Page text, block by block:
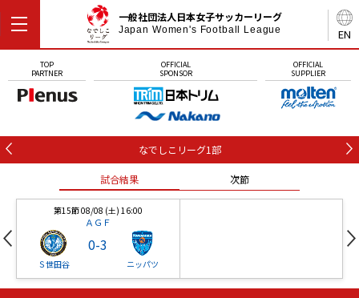
EN
一般社団法人日本女子サッカーリーグ
Japan Women's Football League
TOP
PARTNER
OFFICIAL
SPONSOR
OFFICIAL
SUPPLIER
なでしこリーグ1部
試合結果 次節
第15節 08/08 (土) 16:00
ＡＧＦ
Ｓ世田谷
0-3
ニッパツ